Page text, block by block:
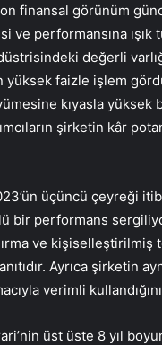
finansal görünüm
performansına
değerli
yüksek faizle işlem
kıyasla yüksek
şirketin kâr
üçüncü çeyreği
bir performans
ve kişiselleştirilmiş
Ayrıca şirketin
verimli
üst üste 8 yıl